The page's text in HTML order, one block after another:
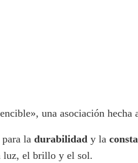
una asociación hecha
para ladurabilidad y la
luz, el brillo y el sol.